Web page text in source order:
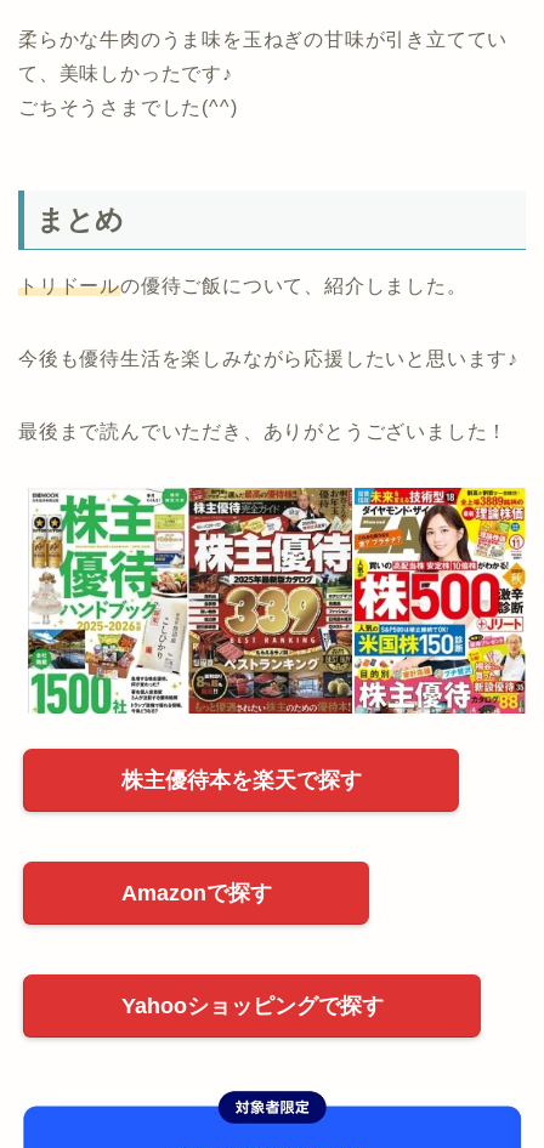
柔らかな牛肉のうま味を玉ねぎの甘味が引き立ててい
て、美味しかったです♪
ごちそうさまでした(^^)
まとめ
トリドールの優待ご飯について、紹介しました。
今後も優待生活を楽しみながら応援したいと思います♪
最後まで読んでいただき、ありがとうございました！
株主優待本を楽天で探す
Amazonで探す
Yahooショッピングで探す